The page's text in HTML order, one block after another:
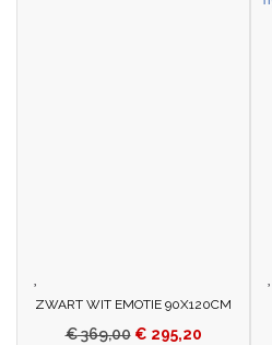
ZWART WIT EMOTIE 90X120CM
€369,00 € 295,20